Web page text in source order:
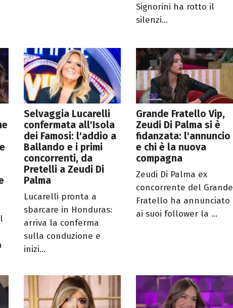
Signorini ha rotto il
silenzi...
Selvaggia Lucarelli
confermata all'Isola
dei Famosi: l'addio a
Ballando e i primi
concorrenti, da
Pretelli a Zeudi Di
Palma
Lucarelli pronta a
sbarcare in Honduras:
arriva la conferma
sulla conduzione e
inizi...
Grande Fratello Vip,
Zeudi Di Palma si è
fidanzata: l'annuncio
e chi è la nuova
compagna
Zeudi Di Palma ex
concorrente del Grande
Fratello ha annunciato
ai suoi follower la ...